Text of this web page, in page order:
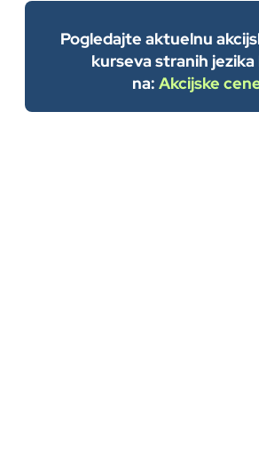
Pogledajte aktuelnu
kurseva stranih jezika
na: Akcijske